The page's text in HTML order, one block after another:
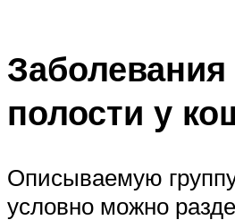
полости у
Описываемую
условно можно